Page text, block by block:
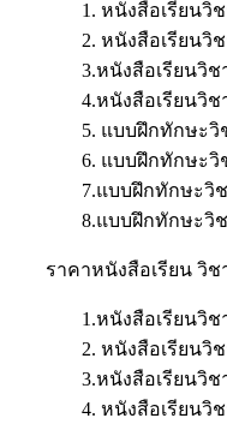
1. หนังสือเรียนวิ
2. หนังสือเรียนวิ
3.หนังสือเรียนวิ
4.หนังสือเรียนวิ
5. แบบฝึกทักษะวิ
6. แบบฝึกทักษะวิ
7.แบบฝึกทักษะวิ
8.แบบฝึกทักษะวิ
ราคาหนังสือเรียน วิ
1.หนังสือเรียนวิ
2. หนังสือเรียนวิ
3.หนังสือเรียนวิ
4. หนังสือเรียนวิ